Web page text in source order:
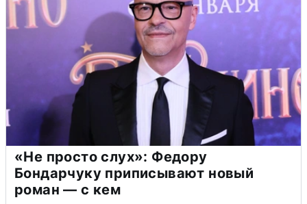
«Не просто слух»: Федору
Бондарчуку приписывают новый
роман — с кем